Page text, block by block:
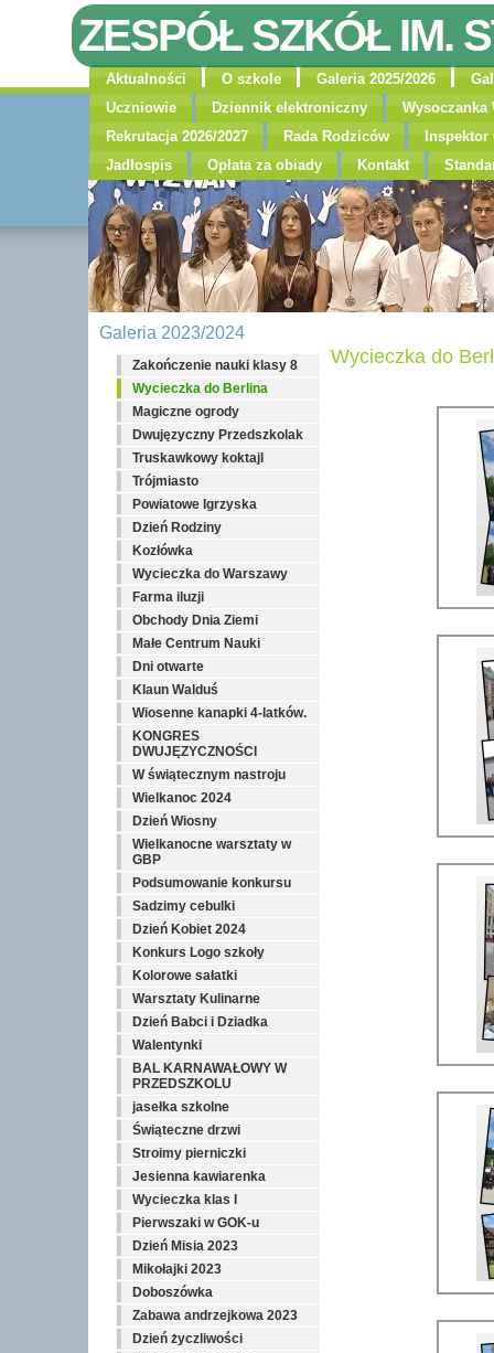
ZESPÓŁ SZKÓŁ IM.
Aktualności O szkole Galeria 2025/2026
Uczniowie
Dziennik elektroniczny
Wysoczanka
Rekrutacja 2026/2027
Rada Rodziców
Jadłospis
Opłata za obiady Kontakt
Wycieczka do
Galeria 2023/2024
Zakończenie nauki klasy 8
Wycieczka do Berlina
Magiczne ogrody
Dwujęzyczny Przedszkolak
Truskawkowy koktajl
Trójmiasto
Powiatowe Igrzyska
Dzień Rodziny
Kozłówka
Wycieczka do Warszawy
Farma iluzji
Obchody Dnia Ziemi
Małe Centrum Nauki
Dni otwarte
Klaun Walduś
Wiosenne kanapki 4-latków.
KONGRES
DWUJĘZYCZNOŚCI
W świątecznym nastroju
Wielkanoc 2024
Dzień Wiosny
Wielkanocne warsztaty w
GBP
Podsumowanie konkursu
Sadzimy cebulki
Dzień Kobiet 2024
Konkurs Logo szkoły
Kolorowe sałatki
Warsztaty Kulinarne
Dzień Babci i Dziadka
Walentynki
BAL KARNAWAŁOWY W
PRZEDSZKOLU
jasełka szkolne
Świąteczne drzwi
Stroimy pierniczki
Jesienna kawiarenka
Wycieczka klas I
Pierwszaki w GOK-u
Dzień Misia 2023
Mikołajki 2023
Doboszówka
Zabawa andrzejkowa 2023
Dzień życzliwości